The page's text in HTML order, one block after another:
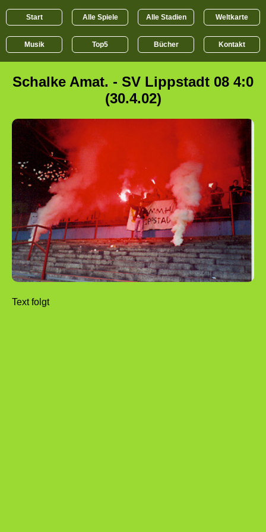
Start Alle Spiele Alle Stadien Weltkarte
Musik Top5 Bücher Kontakt
Schalke Amat. - SV Lippstadt 08 4:0
(30.4.02)
Text folgt